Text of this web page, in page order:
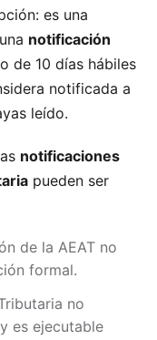
es una
notificación
de 10 días hábiles
notificada a
leído.
notificaciones
pueden ser
de la AEAT no
formal.
no
es ejecutable